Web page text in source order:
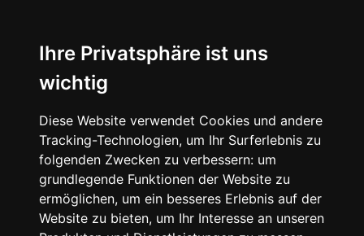
Ihre Privatsphäre ist uns
wichtig
Diese Website verwendet Cookies und andere
Tracking-Technologien, um Ihr Surferlebnis zu
folgenden Zwecken zu verbessern: um
grundlegende Funktionen der Website zu
ermöglichen, um ein besseres Erlebnis auf der
Website zu bieten, um Ihr Interesse an unseren